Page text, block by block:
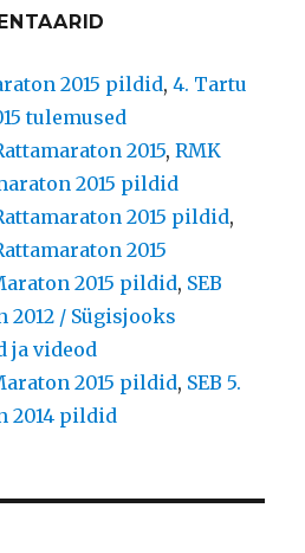
2015 pildid,4. Tartu
tulemused
2015,RMK
2015 pildid
2015 pildid,
2015
2015 pildid, SEB
/ Sügisjooks
ja videod
2015 pildid, SEB 5.
2014 pildid